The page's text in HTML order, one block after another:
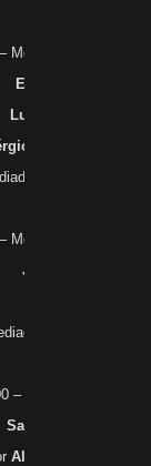
Mesa: História para
Eduardo Bueno
Lucas Figueiredo
Bandeira de
Mesa: Chica, a
Junia Furtado
– Mesa: Ouvir a
Santuza Cambraia
Alexandre Mendes